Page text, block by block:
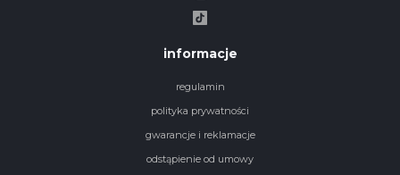
informacje
regulamin
polityka prywatności
gwarancje i reklamacje
odstąpienie od umowy